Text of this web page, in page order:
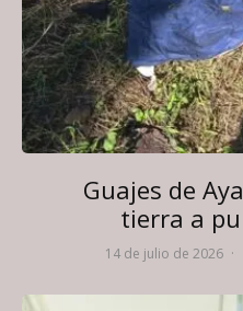
Guajes de
tierra a
14 de julio de 2026 ·